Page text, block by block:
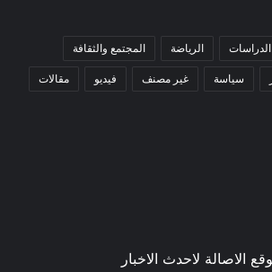
الدراسات الرياضة المجتمع والثقافة
سياسة غير مصنف فيديو مقالات
الاصالة لاحدث الاخبار